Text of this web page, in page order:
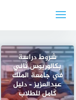
شروط دراسة
بكالوريوس ثاني
في جامعة الملك
عبدالعزيز – دليل
كامل للطلاب